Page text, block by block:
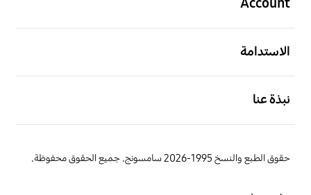
الاستدامة
نبذة عنا
حقوق الطبع والنسخ 1995-2026 سامسونج. جميع الحقوق محفوظة.